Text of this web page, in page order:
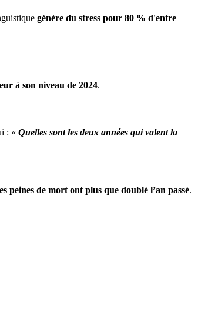
génère du stress pour 80 % d'entre
à son niveau de 2024.
: « Quelles sont les deux années qui valent la
peines de mort ont plus que doublé l’an passé.